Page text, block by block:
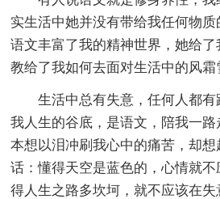
实生活中她并没有带给我任何物质
语文丰富了我的精神世界，她给
教给了我如何去面对生活中的风霜
生活中总有失意，任何人都
我人生的谷底，是语文，陪我一
本想以泪冲刷我心中的痛苦，却
话：懂得天空是蓝色的，心情就
得人生之路多坎坷，就不应该在